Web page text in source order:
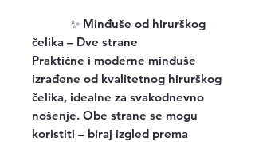
✨ Minđuše od hirurškog
čelika – Dve strane
Praktične i moderne minđuše
izrađene od kvalitetnog hirurškog
čelika, idealne za svakodnevno
nošenje. Obe strane se mogu
koristiti – biraj izgled prema